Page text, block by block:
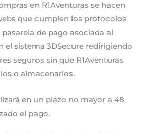
en R1Aventuras se hacen
que cumplen los protocolos
de pago asociada al
el sistema 3DSecure redirigiendo
seguros sin que R1Aventuras
o almacenarlos.
en un plazo no mayor a 48
el pago.